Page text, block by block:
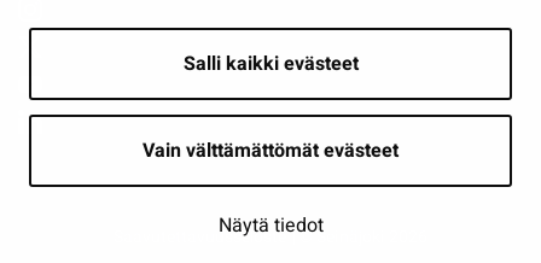
Salli kaikki evästeet
Vain välttämättömät evästeet
Näytä tiedot
Saavutettavuusseloste | © Seinäjoki 2026